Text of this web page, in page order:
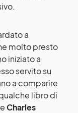
a
molto presto
iniziato a
servito su
a comparire
libro di
Charles